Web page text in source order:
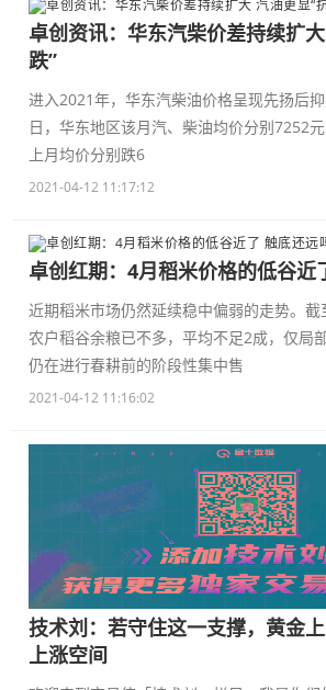
卓创资讯：华东汽柴价差持续扩
跌”
进入2021年，华东汽柴油价格呈现先扬后
日，华东地区该月汽、柴油均价分别7252
上月均价分别跌6
2021-04-12 11:17:12
卓创红期：4月稻米价格的低谷近
近期稻米市场仍然延续稳中偏弱的走势。
农户稻谷余粮已不多，平均不足2成，仅局
仍在进行春耕前的阶段性集中售
2021-04-12 11:16:02
技术刘：若守住这一支撑，黄金
上涨空间